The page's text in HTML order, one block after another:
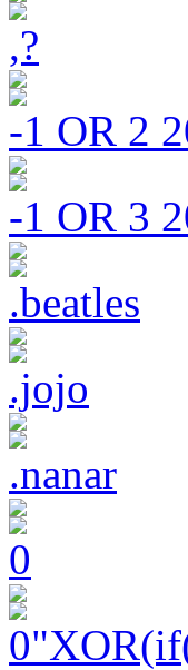
,?
-1 OR 2
-1 OR 3
.beatles
.jojo
.nanar
0